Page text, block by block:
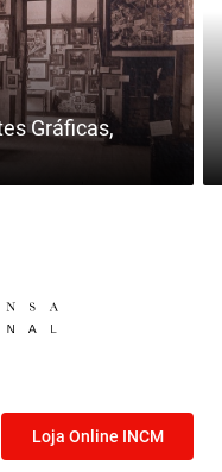
Gráficas,
Loja Online INCM